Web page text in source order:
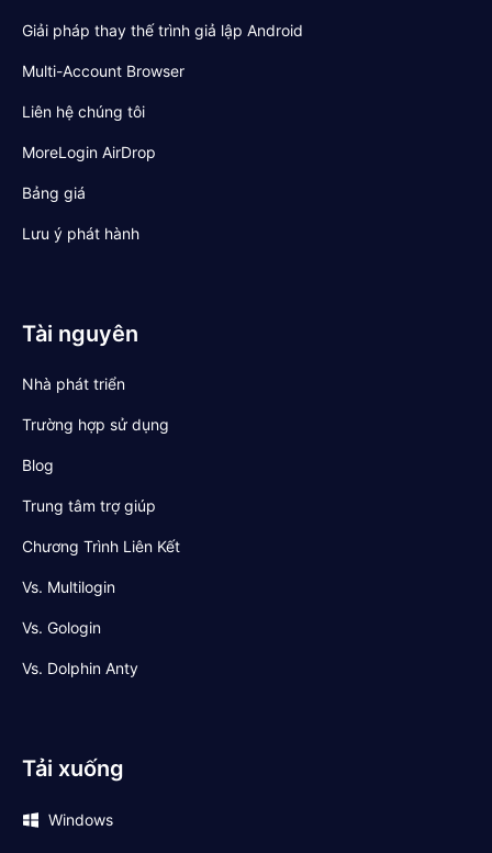
Giải pháp thay thế trình giả lập Android
Multi-Account Browser
Liên hệ chúng tôi
MoreLogin AirDrop
Bảng giá
Lưu ý phát hành
Tài nguyên
Nhà phát triển
Trường hợp sử dụng
Blog
Trung tâm trợ giúp
Chương Trình Liên Kết
Vs. Multilogin
Vs. Gologin
Vs. Dolphin Anty
Tải xuống
Windows